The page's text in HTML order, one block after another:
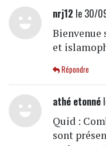
nrj12 le 30/
Bienvenue
et
Répondre
athé etonné
Quid :
sont